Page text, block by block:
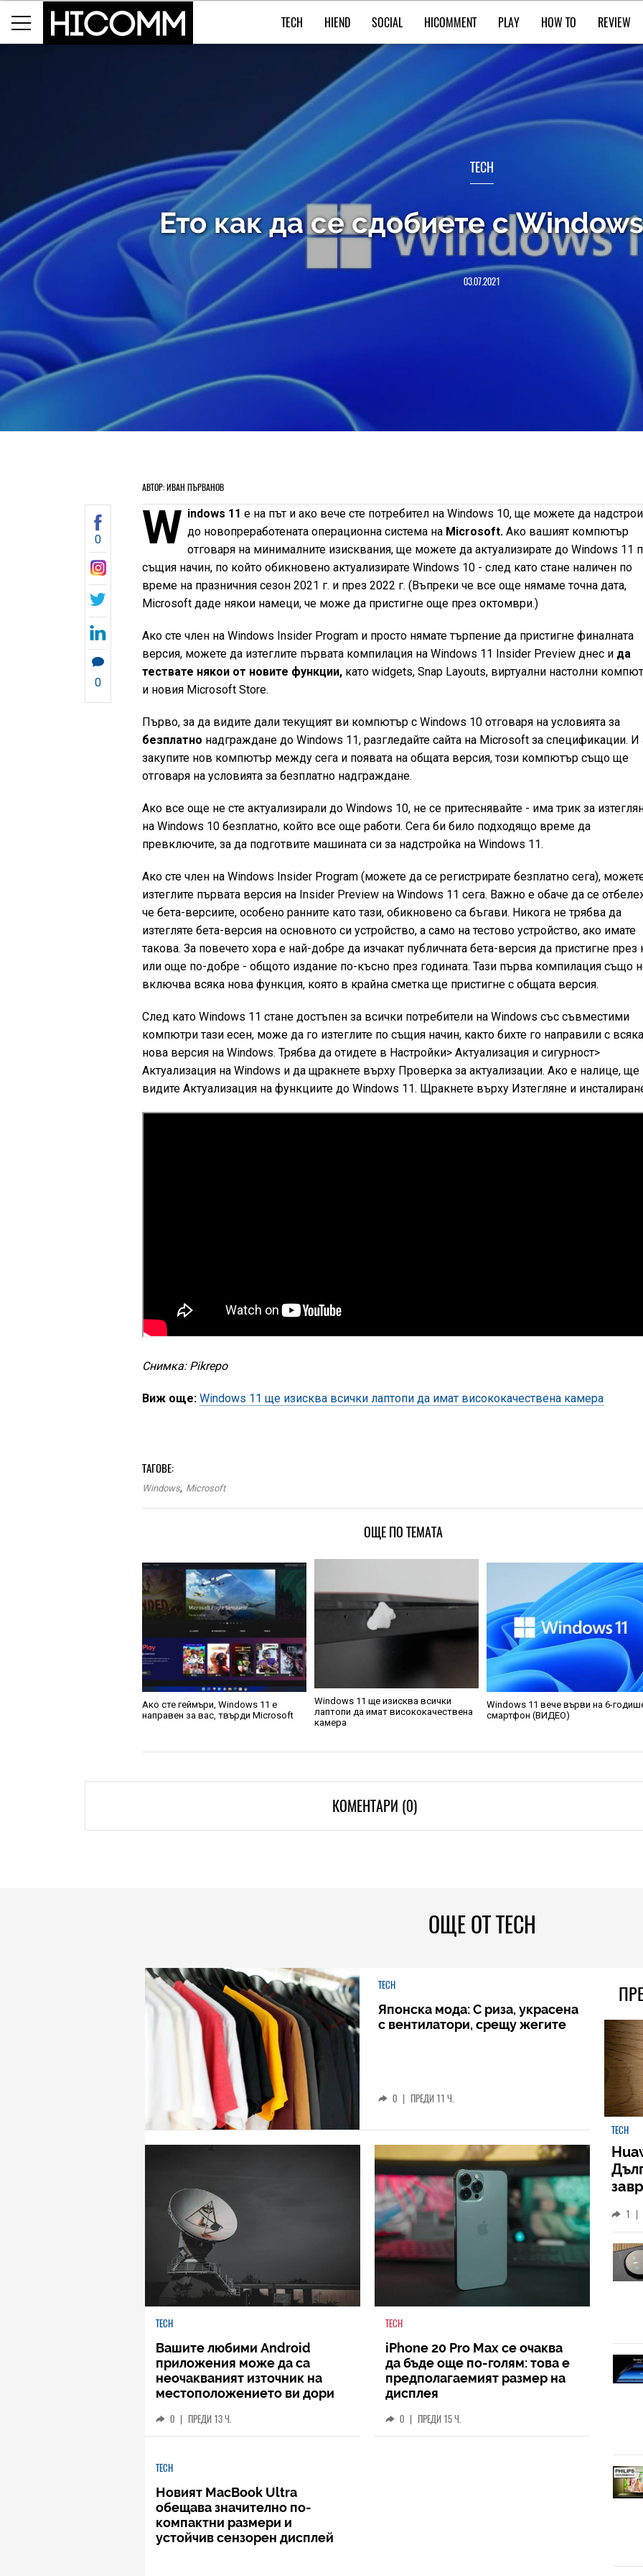
TECH HIEND SOCIAL HICOMMENT PLAY HOW TO REVIEW
TECH
Ето как да се сдобиете с
03.07.2021
АВТОР: ИВАН ПЪРВАНОВ
0
0
W indows 11 е на път и ако вече сте потребител на Windows 10, ще можете да
до новопреработената операционна система на Microsoft.Ако вашият компютър
отговаря на минималните изисквания, ще можете да актуализирате до Windows 11
същия начин, по който обикновено актуализирате Windows 10 - след като стане наличен по
време на празничния сезон 2021 г. и през 2022 г. (Въпреки че все още нямаме точна дата,
Microsoft даде някои намеци, че може да пристигне още през октомври.)
Ако сте член на Windows Insider Program и просто нямате търпение да пристигне финалната
версия, можете да изтеглите първата компилация на Windows 11 Insider Preview днес и да
тествате някои от новите функции, като widgets, Snap Layouts, виртуални настолни
и новия Microsoft Store.
Първо, за да видите дали текущият ви компютър с Windows 10 отговаря на условията за
безплатно надграждане до Windows 11, разгледайте сайта на Microsoft за спецификации. И
закупите нов компютър между сега и появата на общата версия, този компютър също ще
отговаря на условията за безплатно надграждане.
Ако все още не сте актуализирали до Windows 10, не се притеснявайте - има трик за
на Windows 10 безплатно, който все още работи. Сега би било подходящо време да
превключите, за да подготвите машината си за надстройка на Windows 11.
Ако сте член на Windows Insider Program (можете да се регистрирате безплатно сега),
изтеглите първата версия на Insider Preview на Windows 11 сега. Важно е обаче да се
че бета-версиите, особено ранните като тази, обикновено са бъгави. Никога не трябва да
изтегляте бета-версия на основното си устройство, а само на тестово устройство, ако имате
такова. За повечето хора е най-добре да изчакат публичната бета-версия да пристигне
или още по-добре - общото издание по-късно през годината. Тази първа компилация също
включва всяка нова функция, която в крайна сметка ще пристигне с общата версия.
След като Windows 11 стане достъпен за всички потребители на Windows със съвместими
компютри тази есен, може да го изтеглите по същия начин, както бихте го направили с
нова версия на Windows. Трябва да отидете в Настройки> Актуализация и сигурност>
Актуализация на Windows и да щракнете върху Проверка за актуализации. Ако е налице, ще
видите Актуализация на функциите до Windows 11. Щракнете върху Изтегляне и
Снимка: Pikrepo
Виж още: Windows 11 ще изисква всички лаптопи да имат висококачествена камера
ТАГОВЕ:
Windows, Microsoft
ОЩЕ ПО ТЕМАТА
Ако сте геймъри, Windows 11 е
направен за вас, твърди Microsoft
Windows 11 ще изисква всички
лаптопи да имат висококачествена
камера
Windows 11 вече върви на 6-
смартфон (ВИДЕО)
КОМЕНТАРИ (0)
ОЩЕ ОТ TECH
TECH
Японска мода: С риза, украсена
с вентилатори, срещу жегите
0 | ПРЕДИ 11 Ч.
TECH
Вашите любими Android
приложения може да са
неочакваният източник на
местоположението ви дори
0 | ПРЕДИ 13 Ч.
TECH
iPhone 20 Pro Max се очаква
да бъде още по-голям: това е
предполагаемият размер на
дисплея
0 | ПРЕДИ 15 Ч.
TECH
Новият MacBook Ultra
обещава значително по-
компактни размери и
устойчив сензорен дисплей
TECH
1 |